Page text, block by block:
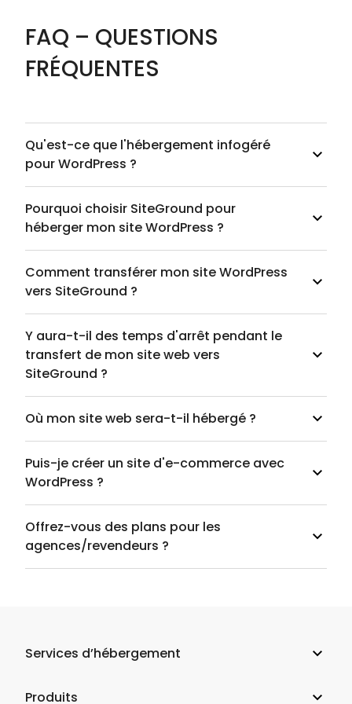
FAQ – QUESTIONS
FRÉQUENTES
Qu'est-ce que l'hébergement infogéré
pour WordPress ?
Pourquoi choisir SiteGround pour
héberger mon site WordPress ?
Comment transférer mon site WordPress
vers SiteGround ?
Y aura-t-il des temps d'arrêt pendant le
transfert de mon site web vers
SiteGround ?
Où mon site web sera-t-il hébergé ?
Puis-je créer un site d'e-commerce avec
WordPress ?
Offrez-vous des plans pour les
agences/revendeurs ?
Services d’hébergement
Produits